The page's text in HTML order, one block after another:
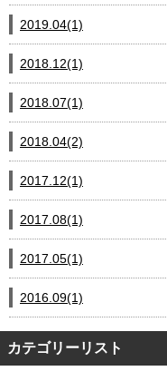
2019.04(1)
2018.12(1)
2018.07(1)
2018.04(2)
2017.12(1)
2017.08(1)
2017.05(1)
2016.09(1)
カテゴリーリスト